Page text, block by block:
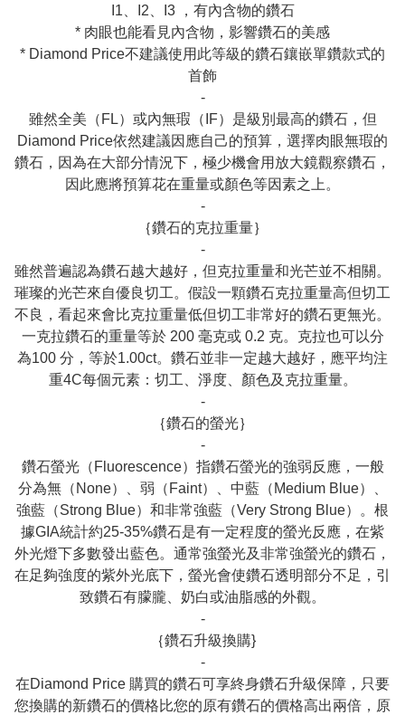
I1、I2、I3 ，有內含物的鑽石
* 肉眼也能看見內含物，影響鑽石的美感
* Diamond Price不建議使用此等級的鑽石鑲嵌單鑽款式的
首飾
-
雖然全美（FL）或內無瑕（IF）是級別最高的鑽石，但
Diamond Price依然建議因應自己的預算，選擇肉眼無瑕的
鑽石，因為在大部分情況下，極少機會用放大鏡觀察鑽石，
因此應將預算花在重量或顏色等因素之上。
-
｛鑽石的克拉重量｝
-
雖然普遍認為鑽石越大越好，但克拉重量和光芒並不相關。
璀璨的光芒來自優良切工。假設一顆鑽石克拉重量高但切工
不良，看起來會比克拉重量低但切工非常好的鑽石更無光。
一克拉鑽石的重量等於 200 毫克或 0.2 克。克拉也可以分
為100 分，等於1.00ct。鑽石並非一定越大越好，應平均注
重4C每個元素：切工、淨度、顏色及克拉重量。
-
｛鑽石的螢光｝
-
鑽石螢光（Fluorescence）指鑽石螢光的強弱反應，一般
分為無（None）、弱（Faint）、中藍（Medium Blue）、
強藍（Strong Blue）和非常強藍（Very Strong Blue）。根
據GIA統計約25-35%鑽石是有一定程度的螢光反應，在紫
外光燈下多數發出藍色。通常強螢光及非常強螢光的鑽石，
在足夠強度的紫外光底下，螢光會使鑽石透明部分不足，引
致鑽石有朦朧、奶白或油脂感的外觀。
-
｛鑽石升級換購}
-
在Diamond Price 購買的鑽石可享終身鑽石升級保障，只要
您換購的新鑽石的價格比您的原有鑽石的價格高出兩倍，原